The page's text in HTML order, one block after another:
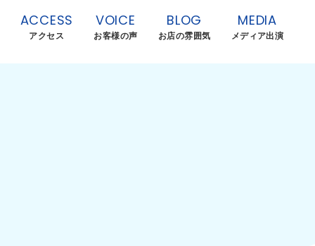
ACCESS
アクセス
VOICE
お客様の声
BLOG
お店の雰囲気
MEDIA
メディア出演